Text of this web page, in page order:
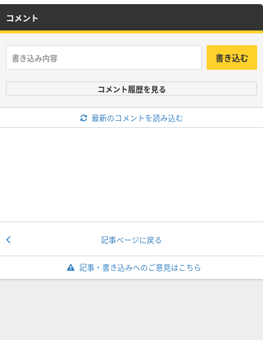
コメント
書き込む
コメント履歴を見る
最新のコメントを読み込む
記事ページに戻る
記事・書き込みへのご意見はこちら